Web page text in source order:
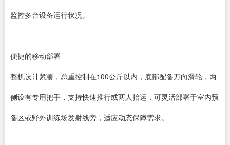
监控多台设备运行状况。
便捷的移动部署
整机设计紧凑，总重控制在100公斤以内，底部配备万向滑轮，两
侧设有专用把手，支持快速推行或两人抬运，可灵活部署于室内预
备区或野外训练场发射线旁，适应动态保障需求。